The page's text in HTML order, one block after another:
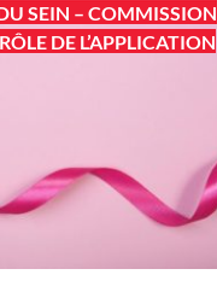
SEIN – COMMISSION
DE L’APPLICATION